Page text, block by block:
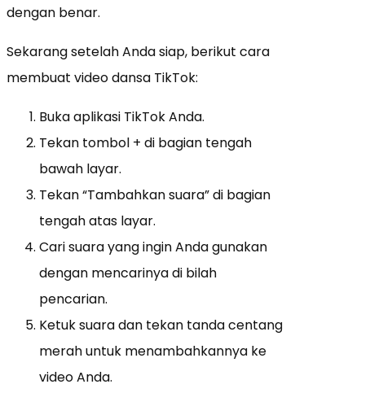
dengan benar.
Sekarang setelah Anda siap, berikut cara
membuat video dansa TikTok:
Buka aplikasi TikTok Anda.
Tekan tombol + di bagian tengah
bawah layar.
Tekan “Tambahkan suara” di bagian
tengah atas layar.
Cari suara yang ingin Anda gunakan
dengan mencarinya di bilah
pencarian.
Ketuk suara dan tekan tanda centang
merah untuk menambahkannya ke
video Anda.